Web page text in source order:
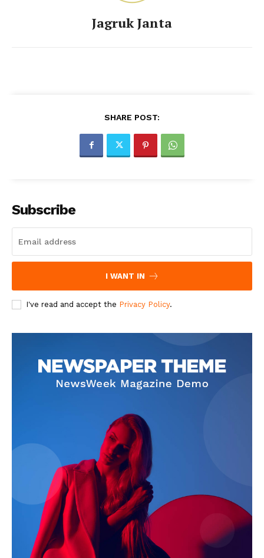
Jagruk Janta
Vishwasniya Hindi Akhbaar
Jagruk Janta
SHARE POST:
Subscribe
I WANT IN
I've read and accept the Privacy Policy.